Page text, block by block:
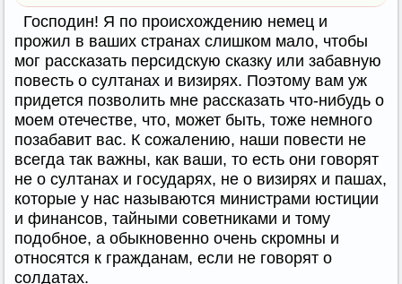
Господин! Я по происхождению немец и
прожил в ваших странах слишком мало, чтобы
мог рассказать персидскую сказку или забавную
повесть о султанах и визирях. Поэтому вам уж
придется позволить мне рассказать что-нибудь о
моем отечестве, что, может быть, тоже немного
позабавит вас. К сожалению, наши повести не
всегда так важны, как ваши, то есть они говорят
не о султанах и государях, не о визирях и пашах,
которые у нас называются министрами юстиции
и финансов, тайными советниками и тому
подобное, а обыкновенно очень скромны и
относятся к гражданам, если не говорят о
солдатах.